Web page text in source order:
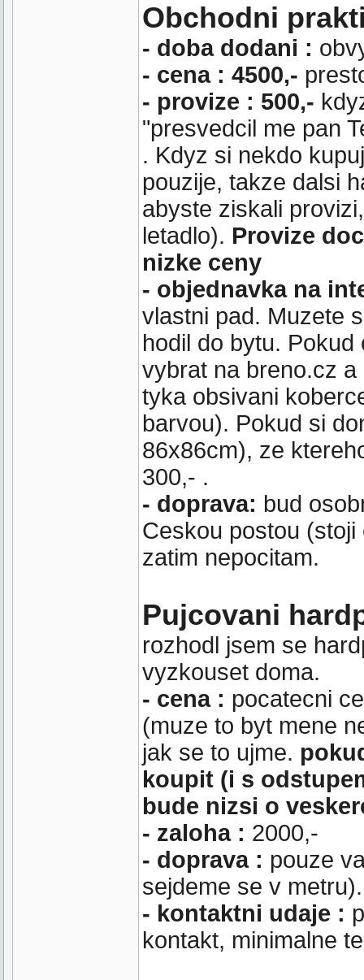
Obchodni
- doba dodani :
- cena : 4500,-
- provize : 500,-
"presvedcil me pan
. Kdyz si nekdo
pouzije, takze dalsi
abyste ziskali
letadlo). Provize
nizke ceny
- objednavka na
vlastni pad. Muzete
hodil do bytu.
vybrat na breno.cz
tyka obsivani
barvou). Pokud si
86x86cm), ze
300,- .
- doprava: bud
Ceskou postou
zatim nepocitam.
Pujcovani
rozhodl jsem se
vyzkouset doma.
- cena : pocatecni
(muze to byt mene
jak se to ujme.
koupit (i s
bude nizsi o
- zaloha : 2000,-
- doprava : pouze
sejdeme se v
- kontaktni udaje :
kontakt, minimalne